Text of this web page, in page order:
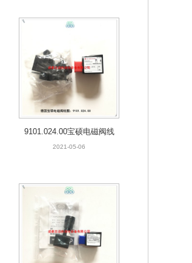
9101.024.00宝硕电磁阀线
圈buschjost
2021-05-06